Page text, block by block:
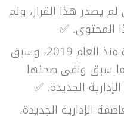
يصدر هذا القرار، ولم
المحتوى. ✅
◾ الشائعة دي بتنتشر كل فترة منذ العام 2019، وسبق
سبق ونفى صحتها
الجديدة. ✅
الإدارية الجديدة،